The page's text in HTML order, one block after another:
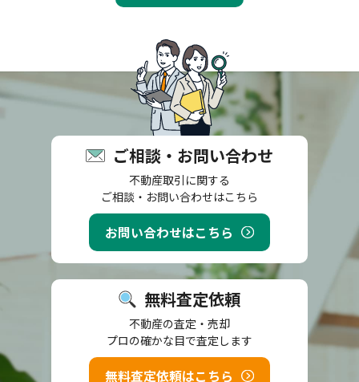
ご相談・お問い合わせ
不動産取引に関する
ご相談・お問い合わせはこちら
お問い合わせはこちら
無料査定依頼
不動産の査定・売却
プロの確かな目で査定します
無料査定依頼はこちら